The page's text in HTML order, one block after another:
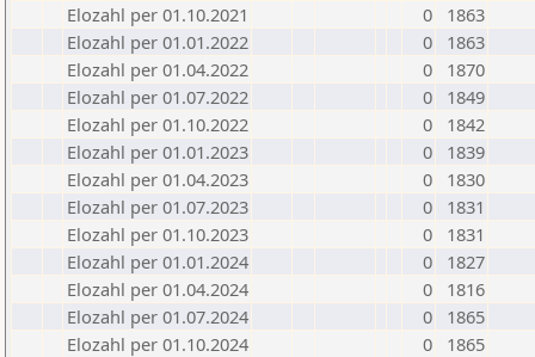
Elozahl per 01.10.2021
0
1863
Elozahl per 01.01.2022
0
1863
Elozahl per 01.04.2022
0
1870
Elozahl per 01.07.2022
0
1849
Elozahl per 01.10.2022
0
1842
Elozahl per 01.01.2023
0
1839
Elozahl per 01.04.2023
0
1830
Elozahl per 01.07.2023
0
1831
Elozahl per 01.10.2023
0
1831
Elozahl per 01.01.2024
0
1827
Elozahl per 01.04.2024
0
1816
Elozahl per 01.07.2024
0
1865
Elozahl per 01.10.2024
0
1865